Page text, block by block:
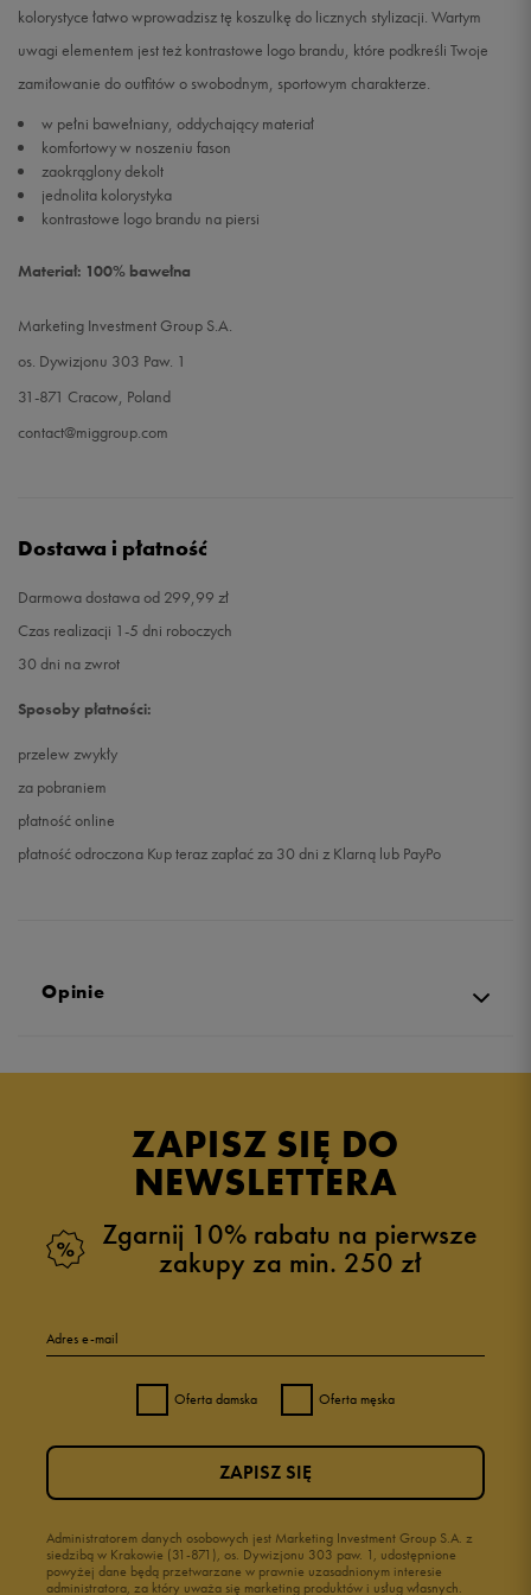
kolorystyce łatwo wprowadzisz tę koszulkę do licznych stylizacji. Wartym
uwagi elementem jest też kontrastowe logo brandu, które podkreśli Twoje
zamiłowanie do outfitów o swobodnym, sportowym charakterze.
w pełni bawełniany, oddychający materiał
komfortowy w noszeniu fason
zaokrąglony dekolt
jednolita kolorystyka
kontrastowe logo brandu na piersi
Materiał: 100% bawełna
Marketing Investment Group S.A.
os. Dywizjonu 303 Paw. 1
31-871 Cracow, Poland
contact@miggroup.com
Dostawa i płatność
Darmowa dostawa od 299,99 zł
Czas realizacji 1-5 dni roboczych
30 dni na zwrot
Sposoby płatności:
przelew zwykły
za pobraniem
płatność online
płatność odroczona Kup teraz zapłać za 30 dni z Klarną lub PayPo
Opinie
5.0
zebranych i zweryfikowanych przez
4 4%
1 0%
ZAPISZ SIĘ DO
NEWSLETTERA
Zgarnij 10% rabatu na pierwsze
zakupy za min. 250 zł
Adres e-mail
Oferta damska Oferta męska
Administratorem danych osobowych jest Marketing Investment Group S.A. z
siedzibą w Krakowie (31-871), os. Dywizjonu 303 paw. 1, udostępnione
powyżej dane będą przetwarzane w prawnie uzasadnionym interesie
administratora, za który uważa się marketing produktów i usług własnych.
ZAPISZ SIĘ